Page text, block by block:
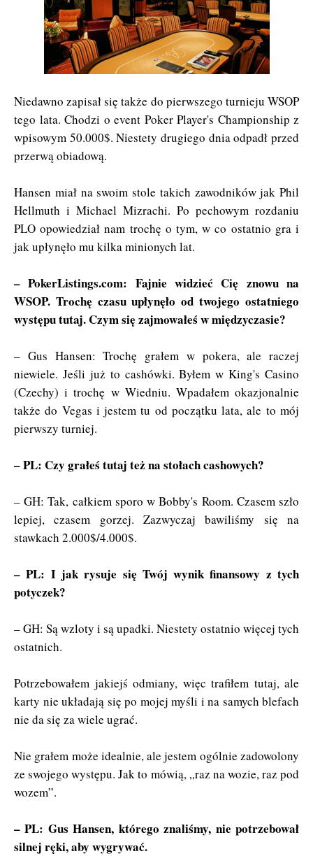
Niedawno zapisał się także do pierwszego turnieju WSOP
tego lata. Chodzi o event Poker Player's Championship z
wpisowym 50.000$. Niestety drugiego dnia odpadł przed
przerwą obiadową.
Hansen miał na swoim stole takich zawodników jak Phil
Hellmuth i Michael Mizrachi. Po pechowym rozdaniu
PLO opowiedział nam trochę o tym, w co ostatnio gra i
jak upłynęło mu kilka minionych lat.
– PokerListings.com: Fajnie widzieć Cię znowu na
WSOP. Trochę czasu upłynęło od twojego ostatniego
występu tutaj. Czym się zajmowałeś w międzyczasie?
– Gus Hansen: Trochę grałem w pokera, ale raczej
niewiele. Jeśli już to cashówki. Byłem w King's Casino
(Czechy) i trochę w Wiedniu. Wpadałem okazjonalnie
także do Vegas i jestem tu od początku lata, ale to mój
pierwszy turniej.
– PL: Czy grałeś tutaj też na stołach cashowych?
– GH: Tak, całkiem sporo w Bobby's Room. Czasem szło
lepiej, czasem gorzej. Zazwyczaj bawiliśmy się na
stawkach 2.000$/4.000$.
– PL: I jak rysuje się Twój wynik finansowy z tych
potyczek?
– GH: Są wzloty i są upadki. Niestety ostatnio więcej tych
ostatnich.
Potrzebowałem jakiejś odmiany, więc trafiłem tutaj, ale
karty nie układają się po mojej myśli i na samych blefach
nie da się za wiele ugrać.
Nie grałem może idealnie, ale jestem ogólnie zadowolony
ze swojego występu. Jak to mówią, „raz na wozie, raz pod
wozem”.
– PL: Gus Hansen, którego znaliśmy, nie potrzebował
silnej ręki, aby wygrywać.